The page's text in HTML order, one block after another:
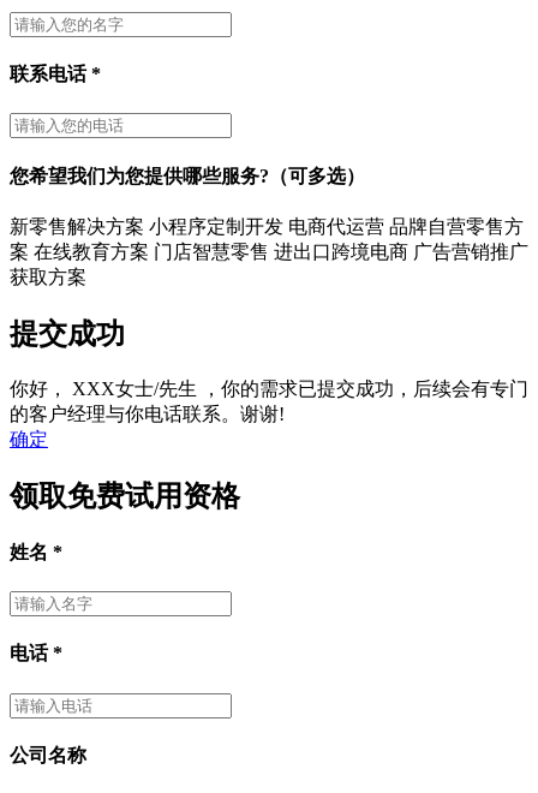
联系电话*
您希望我们为您提供哪些服务?（可多选）
新零售解决方案 小程序定制开发 电商代运营 品牌自营零售方
案 在线教育方案 门店智慧零售 进出口跨境电商 广告营销推广
获取方案
提交成功
你好， XXX女士/先生
，你的需求已提交成功，后续会有专门
的客户经理与你电话联系。谢谢!
确定
领取免费试用资格
姓名 *
电话*
公司名称